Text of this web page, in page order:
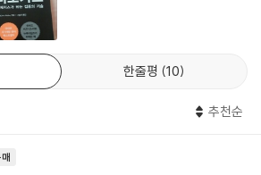
인정하지만, 결국 중요한 일 앞에서는 주의를
고 말한다. 언젠가부터 우리는 하나의 일에 몰두
하는 데 길들여지지 않았던가? 이러한 의문을
지임에 틀림없다.
아니라 구체적 전략
한줄평 10
추천순